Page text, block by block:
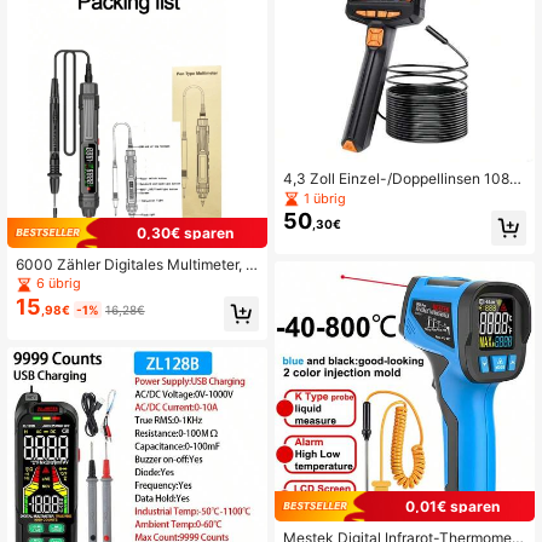
0,30€ sparen
6000 Zähler Digitales Multimeter, B
erührungsloser Hochpräzisions-Sp
annungsprüfer, Automatikbereich, K
apazität, Ohm, NCV-Tester
6 übrig
15 ,98€ -1% 16,28€
4,3 Zoll Einzel-/Doppellinsen 1080
P HD Industriekamera-Endoskop, IP
67 wasserdichtes Rohrinspektion B
oreskopmit LED-Beleuchtung
1 übrig
50 ,30€
0,01€ sparen
Mestek Digital Infrarot-Thermomet